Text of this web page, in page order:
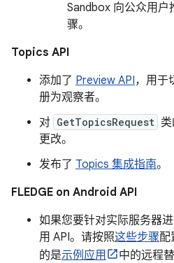
Sandbox 向公众用
骤。
Topics API
添加了 Preview API，用于
册为观察者。
对 GetTopicsRequest
更改。
发布了 Topics 集成指南。
FLEDGE on Android API
如果您要针对实际服务器
用 API。请按照这些步骤配
的是示例应用
中的远程